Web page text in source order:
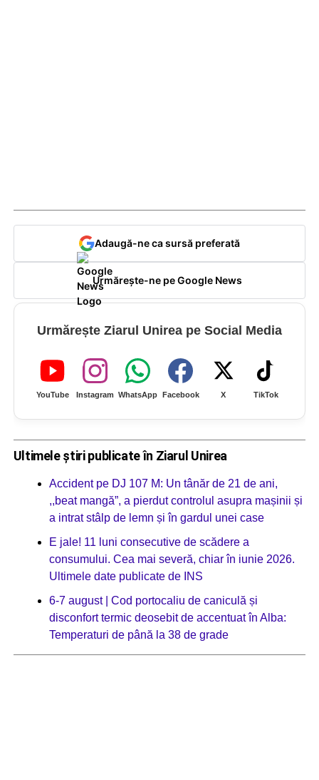
Adaugă-ne ca sursă preferată
Urmărește-ne pe Google News
Urmărește Ziarul Unirea pe Social Media
YouTube Instagram WhatsApp Facebook X TikTok
Ultimele știri publicate în Ziarul Unirea
Accident pe DJ 107 M: Un tânăr de 21 de ani,
,,beat mangă”, a pierdut controlul asupra mașinii și
a intrat stâlp de lemn și în gardul unei case
E jale! 11 luni consecutive de scădere a
consumului. Cea mai severă, chiar în iunie 2026.
Ultimele date publicate de INS
6-7 august | Cod portocaliu de caniculă și
disconfort termic deosebit de accentuat în Alba:
Temperaturi de până la 38 de grade